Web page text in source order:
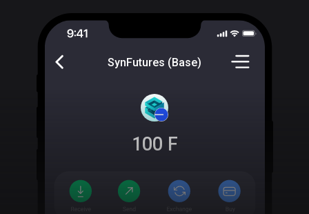
SynFutures (Base)
100 F